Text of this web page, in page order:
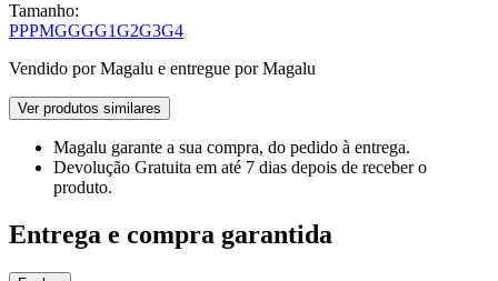
Tamanho:
PPPMGGGG1G2G3G4
Vendido porMagalu e entregue por Magalu
Ver produtos similares
Magalu garante a sua compra, do pedido à entrega.
Devolução Gratuita em até 7 dias depois de receber o
produto.
Entrega e compra garantida